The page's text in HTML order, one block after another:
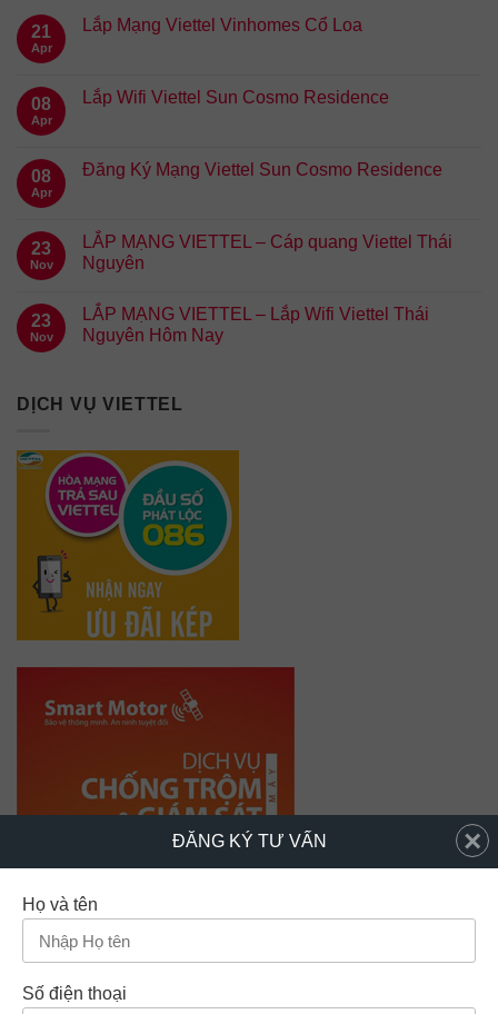
21
Apr
Lắp Mạng Viettel Vinhomes Cổ Loa
08
Apr
Lắp Wifi Viettel Sun Cosmo Residence
08
Apr
Đăng Ký Mạng Viettel Sun Cosmo Residence
23
Nov
LẮP MẠNG VIETTEL – Cáp quang Viettel Thái
Nguyên
23
Nov
LẮP MẠNG VIETTEL – Lắp Wifi Viettel Thái
Nguyên Hôm Nay
DỊCH VỤ VIETTEL
ĐĂNG KÝ TƯ VẤN
Họ và tên
Số điện thoại
×